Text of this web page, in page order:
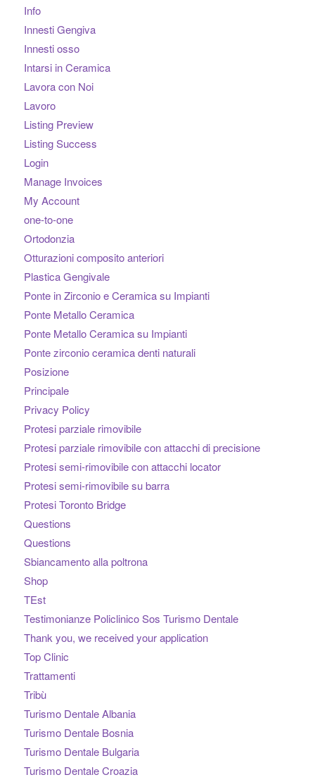
Info
Innesti Gengiva
Innesti osso
Intarsi in Ceramica
Lavora con Noi
Lavoro
Listing Preview
Listing Success
Login
Manage Invoices
My Account
one-to-one
Ortodonzia
Otturazioni composito anteriori
Plastica Gengivale
Ponte in Zirconio e Ceramica su Impianti
Ponte Metallo Ceramica
Ponte Metallo Ceramica su Impianti
Ponte zirconio ceramica denti naturali
Posizione
Principale
Privacy Policy
Protesi parziale rimovibile
Protesi parziale rimovibile con attacchi di precisione
Protesi semi-rimovibile con attacchi locator
Protesi semi-rimovibile su barra
Protesi Toronto Bridge
Questions
Questions
Sbiancamento alla poltrona
Shop
TEst
Testimonianze Policlinico Sos Turismo Dentale
Thank you, we received your application
Top Clinic
Trattamenti
Tribù
Turismo Dentale Albania
Turismo Dentale Bosnia
Turismo Dentale Bulgaria
Turismo Dentale Croazia